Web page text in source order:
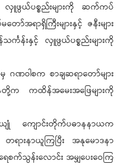
လှူဖွယ်ပစ္စည်းများကို ဆက်ကပ်
အရာရှိကြီးများနှင့် ဇနီးများ
န်းနှင့် လှူဖွယ်ပစ္စည်းများကို
ဏဝါစက စာချဆရာတော်များ
က ကထိန်အမေးအဖြေများကို
ကျောင်းတိုက်ပဓာနနာယက
ားနာယူကြပြီး အနုမောဒနာ
က်သွန်းလောင်း အမျှပေးဝေကြ